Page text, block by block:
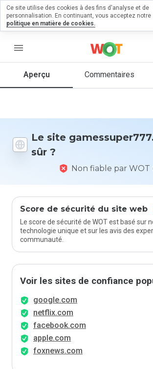
menu
Aperçu Commentaires
Le site
sûr ?
Non fiable par WOT
Score de sécurité du site web
Le score de sécurité de WOT est basé sur
technologie unique et sur les avis des
communauté.
Voir les sites de confiance
google.com
netflix.com
facebook.com
apple.com
foxnews.com
un
sur
Quelle
donneriez-
Ce site utilise des cookies à des fins d'analyse et de
personnalisation. En continuant, vous acceptez notre
politique en matière de cookies.